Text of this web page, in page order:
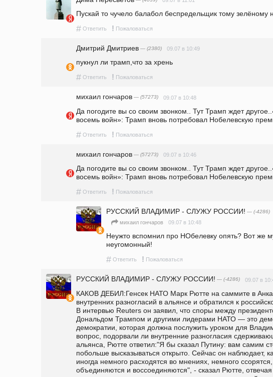
Пускай то чучело балабол беспредельщик тому зелёному
# Ответить ! Пожаловаться
Дмитрий Дмитриев — (2380) 09.07 в 10:49
пукнул ли трамп,что за хрень
# Ответить ! Пожаловаться
михаил гончаров — (57273) 09.07 в 10:48
Да погодите вы со своим звонком.. Тут Трамп ждет
восемь войн»: Трамп вновь потребовал Нобелевскую
# Ответить ! Пожаловаться
михаил гончаров — (57273) 09.07 в 10:46
Да погодите вы со своим звонком.. Тут Трамп ждет
восемь войн»: Трамп вновь потребовал Нобелевскую
# Ответить ! Пожаловаться
РУССКИЙ ВЛАДИМИР - СЛУЖУ РОССИИ! — (-4286)
михаил гончаров 09.07 в 10:48
Неужто вспомнил про НОбелевку опять? Вот же
неугомонный!
# Ответить ! Пожаловаться
РУССКИЙ ВЛАДИМИР - СЛУЖУ РОССИИ! — (-4286) 09.07 в
КАКОВ ДЕБИЛ:Генсек НАТО Марк Рютте на саммите в
внутренних разногласий в альянсе и обратился к
В интервью Reuters он заявил, что споры между
Дональдом Трампом и другими лидерами НАТО — это
демократии, которая должна послужить уроком для
вопрос, подорвали ли внутренние разногласия
альянса, Рютте ответил:"Я бы сказал Путину: вам самим
побольше высказываться открыто. Сейчас он наблюдает,
иногда немного расходятся во мнениях, немного
объединяются и воссоединяются", - сказал Рютте, отвечая